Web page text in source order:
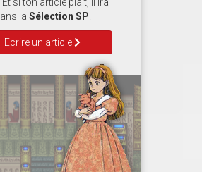
la Sélection SP
Ecrire un article